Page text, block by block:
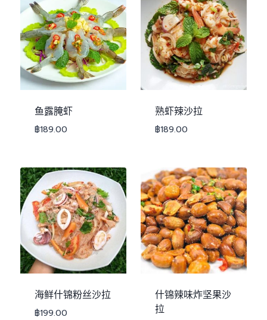
鱼露腌虾
฿189.00
熟虾辣沙拉
฿189.00
海鲜什锦粉丝沙拉
฿199.00
什锦辣味炸坚果沙
拉